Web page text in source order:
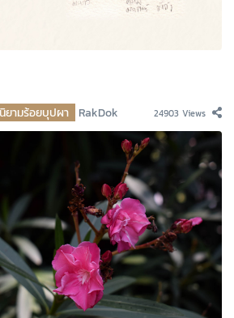
ยามร้อยบุปผา RakDok 24903 Views